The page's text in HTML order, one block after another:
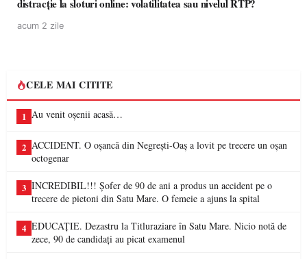
distracție la sloturi online: volatilitatea sau nivelul RTP?
acum 2 zile
CELE MAI CITITE
1 Au venit oșenii acasă…
2 ACCIDENT. O oșancă din Negrești-Oaș a lovit pe trecere un oșan
octogenar
3 INCREDIBIL!!! Șofer de 90 de ani a produs un accident pe o
trecere de pietoni din Satu Mare. O femeie a ajuns la spital
4 EDUCAȚIE. Dezastru la Titluraziare în Satu Mare. Nicio notă de
zece, 90 de candidați au picat examenul